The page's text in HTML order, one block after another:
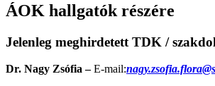
ÁOK hallgatók részére
Jelenleg meghirdetett TDK /
Dr. Nagy Zsófia –E-mail: